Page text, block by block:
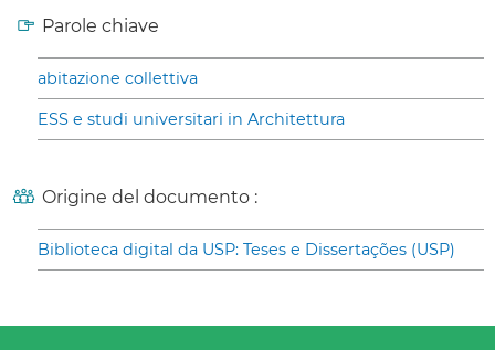
Parole chiave
abitazione collettiva
ESS e studi universitari in Architettura
Origine del documento :
Biblioteca digital da USP: Teses e Dissertações (USP)